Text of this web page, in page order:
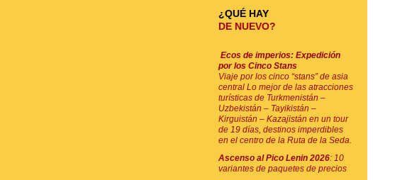
¿QUÉ HAY
DE NUEVO?
Ecos de imperios: Expedición
por los Cinco Stans
Viaje por los cinco “stans” de asia
central Lo mejor de las atracciones
turísticas de Turkmenistán –
Uzbekistán – Tayikistán –
Kirguistán – Kazajistán en un tour
de 19 días, destinos imperdibles
en el centro de la Ruta de la Seda.
Ascenso al Pico Lenin 2026: 10
variantes de paquetes de precios